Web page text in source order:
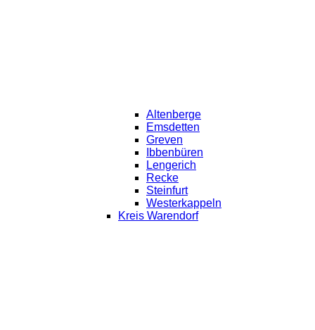
Altenberge
Emsdetten
Greven
Ibbenbüren
Lengerich
Recke
Steinfurt
Westerkappeln
Kreis Warendorf